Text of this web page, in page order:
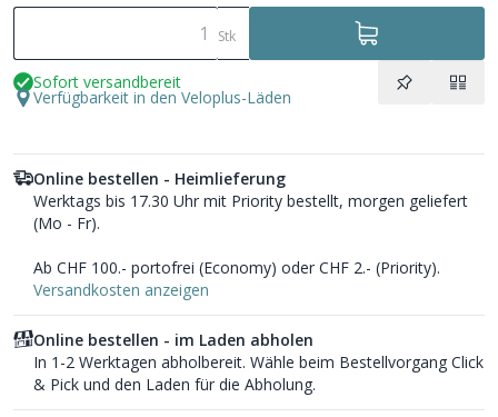
Stk
Sofort versandbereit
Verfügbarkeit in den Veloplus-Läden
Online bestellen - Heimlieferung
Werktags bis 17.30 Uhr mit Priority bestellt, morgen geliefert
(Mo - Fr).
Ab CHF 100.- portofrei (Economy) oder CHF 2.- (Priority).
Versandkosten anzeigen
Online bestellen - im Laden abholen
In 1-2 Werktagen abholbereit. Wähle beim Bestellvorgang Click
& Pick und den Laden für die Abholung.